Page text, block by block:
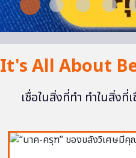
It's All About
เชื่อในสิ่งที่ทำ ทำในสิ่งที่